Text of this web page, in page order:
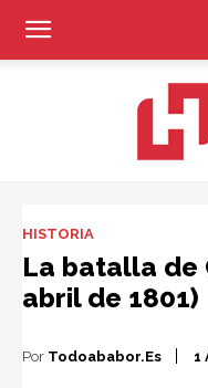
HISTORIA
La batalla de
abril de 1801)
Por Todoababor.es 1